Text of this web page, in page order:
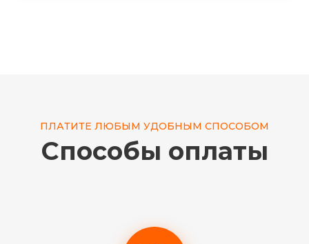
ПЛАТИТЕ ЛЮБЫМ УДОБНЫМ СПОСОБОМ
Способы оплаты